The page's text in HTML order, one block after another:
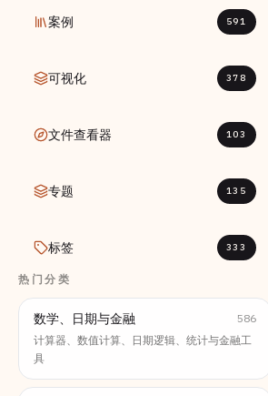
案例 591
可视化 378
文件查看器 103
专题 135
标签 333
热门分类
数学、日期与金融
586
计算器、数值计算、日期逻辑、统计与金融工
具